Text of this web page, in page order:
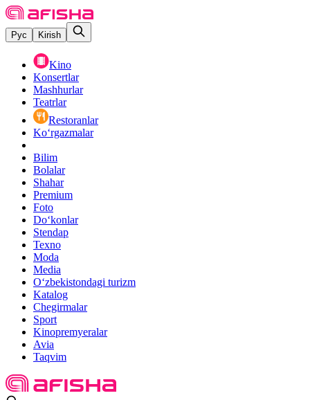
Рус Kirish
Kino
Konsertlar
Mashhurlar
Teatrlar
Restoranlar
Ko‘rgazmalar
Bilim
Bolalar
Shahar
Premium
Foto
Do‘konlar
Stendap
Texno
Moda
Media
O‘zbekistondagi turizm
Katalog
Chegirmalar
Sport
Kinopremyeralar
Avia
Taqvim